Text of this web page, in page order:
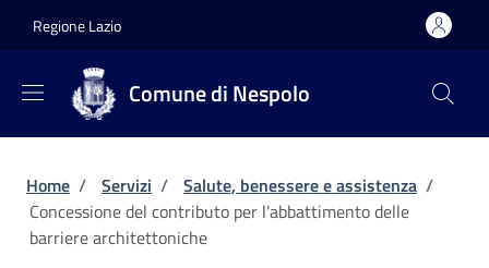
Regione Lazio
Comune di Nespolo
Briciole di pane
Home / Servizi / Salute, benessere e assistenza /
Concessione del contributo per l'abbattimento delle
barriere architettoniche